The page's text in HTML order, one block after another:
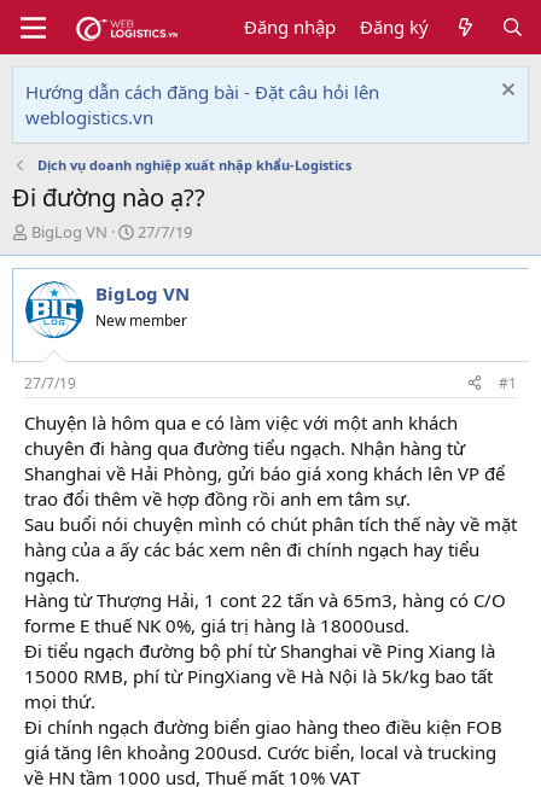
Đăng nhập Đăng ký
Hướng dẫn cách đăng bài - Đặt câu hỏi lên
weblogistics.vn
Dịch vụ doanh nghiệp xuất nhập khẩu-Logistics
Đi đường nào ạ??
T
h
r
e
a
d
s
t
a
r
t
e
r
BigLog VN
N
g
à
y
g
i
27/7/19
BigLog VN
New member
27/7/19 #1
Chuyện là hôm qua e có làm việc với một anh khách
chuyên đi hàng qua đường tiểu ngạch. Nhận hàng từ
Shanghai về Hải Phòng, gửi báo giá xong khách lên VP để
trao đổi thêm về hợp đồng rồi anh em tâm sự.
Sau buổi nói chuyện mình có chút phân tích thế này về mặt
hàng của a ấy các bác xem nên đi chính ngạch hay tiểu
ngạch.
Hàng từ Thượng Hải, 1 cont 22 tấn và 65m3, hàng có C/O
forme E thuế NK 0%, giá trị hàng là 18000usd.
Đi tiểu ngạch đường bộ phí từ Shanghai về Ping Xiang là
15000 RMB, phí từ PingXiang về Hà Nội là 5k/kg bao tất
mọi thứ.
Đi chính ngạch đường biển giao hàng theo điều kiện FOB
giá tăng lên khoảng 200usd. Cước biển, local và trucking
về HN tầm 1000 usd, Thuế mất 10% VAT